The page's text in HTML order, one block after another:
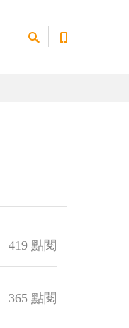
419 點閱
365 點閱